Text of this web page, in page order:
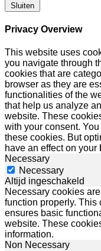
Sluiten
Privacy Overview
This website uses
you navigate through
cookies that are
browser as they are
functionalities of the
that help us analyze
website. These
with your consent.
these cookies. But
have an effect on
Necessary
Necessary
Altijd ingeschakeld
Necessary cookies
function properly. This
ensures basic
website. These
information.
Non Necessary